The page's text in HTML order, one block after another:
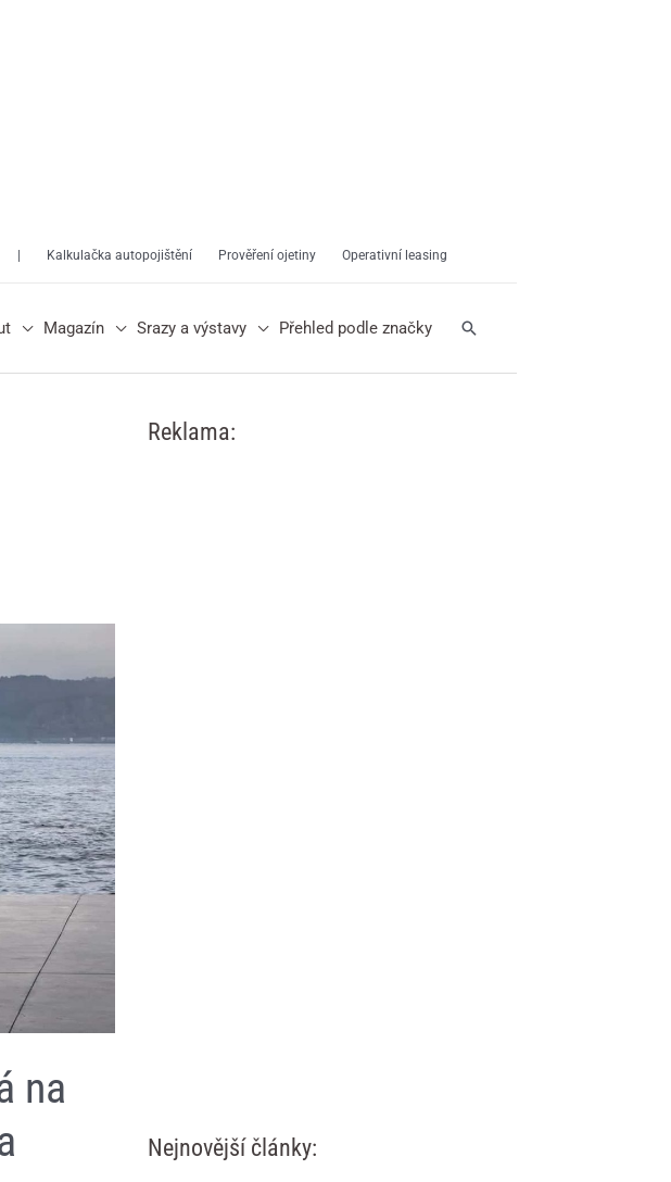
Kalkulačka autopojištění Prověření ojetiny Operativní leasing
Magazín Srazy a výstavy Přehled podle značky Hledat
na
Reklama:
Nejnovější články: